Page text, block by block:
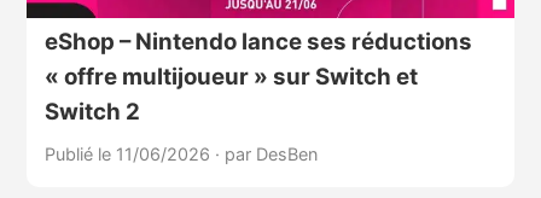
eShop – Nintendo lance ses réductions
« offre multijoueur » sur Switch et
Switch 2
Publié le 11/06/2026 · par DesBen